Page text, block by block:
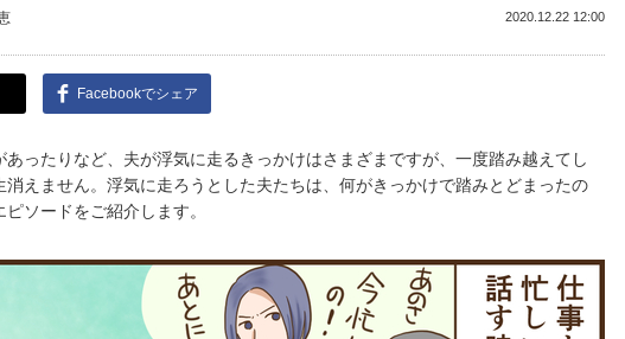
2020.12.22 12:00
Facebookでシェア
あったりなど、夫が浮気に走るきっかけはさまざまですが、一度踏み越えてし
消えません。浮気に走ろうとした夫たちは、何がきっかけで踏みとどまったの
ソードをご紹介します。